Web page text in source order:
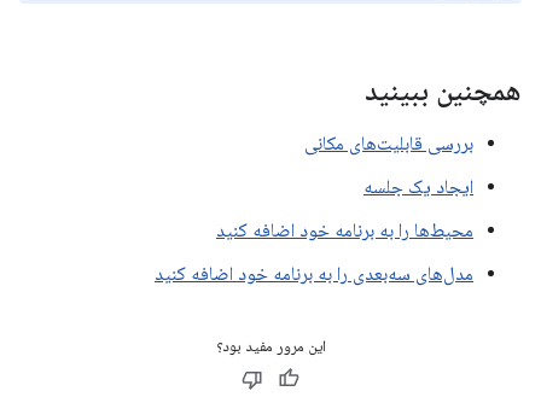
همچنین ببینید
بررسی قابلیت‌های مکانی
ایجاد یک جلسه
محیط‌ها را به برنامه خود اضافه کنید
مدل‌های سه‌بعدی را به برنامه خود اضافه کنید
این مرور مفید بود؟